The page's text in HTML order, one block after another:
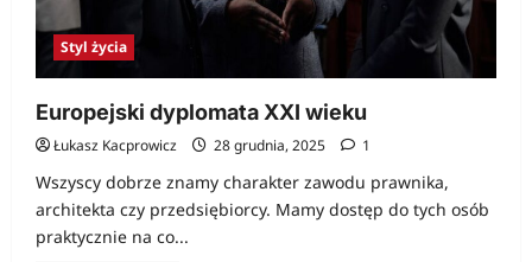
Styl życia
Europejski dyplomata XXI wieku
Łukasz Kacprowicz 28 grudnia, 2025 1
Wszyscy dobrze znamy charakter zawodu prawnika,
architekta czy przedsiębiorcy. Mamy dostęp do tych osób
praktycznie na co...